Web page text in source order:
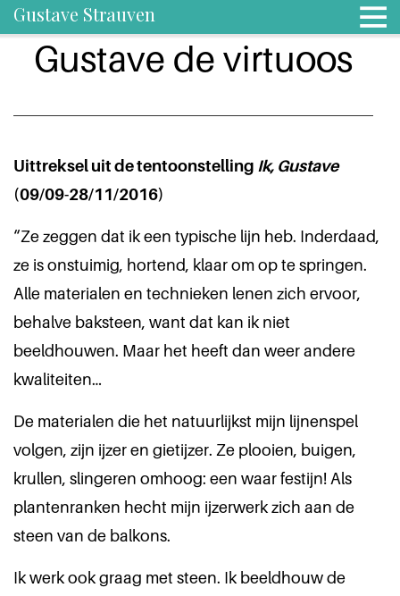
Gustave Strauven
Gustave de virtuoos
Uittreksel uit de tentoonstelling Ik, Gustave
(09/09-28/11/2016)
“Ze zeggen dat ik een typische lijn heb. Inderdaad,
ze is onstuimig, hortend, klaar om op te springen.
Alle materialen en technieken lenen zich ervoor,
behalve baksteen, want dat kan ik niet
beeldhouwen. Maar het heeft dan weer andere
kwaliteiten…
De materialen die het natuurlijkst mijn lijnenspel
volgen, zijn ijzer en gietijzer. Ze plooien, buigen,
krullen, slingeren omhoog: een waar festijn! Als
plantenranken hecht mijn ijzerwerk zich aan de
steen van de balkons.
Ik werk ook graag met steen. Ik beeldhouw de